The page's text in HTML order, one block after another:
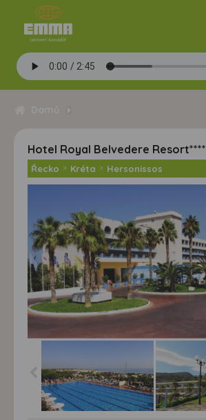
Hotel Royal Belvedere Resort****
Řecko > Kréta > Hersonissos